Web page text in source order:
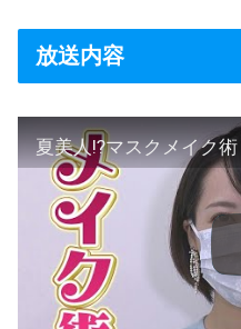
c
e
b
o
o
k
n
a
et
放送内容
夏美人⁉マスクメイク術